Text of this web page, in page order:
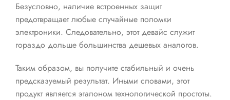
Безусловно, наличие встроенных защит
предотвращает любые случайные поломки
электроники. Следовательно, этот девайс служит
гораздо дольше большинства дешевых аналогов.
Таким образом, вы получите стабильный и очень
предсказуемый результат. Иными словами, этот
продукт является эталоном технологической простоты.